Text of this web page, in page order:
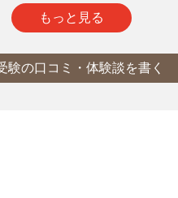
もっと見る
験の口コミ・体験談を書く